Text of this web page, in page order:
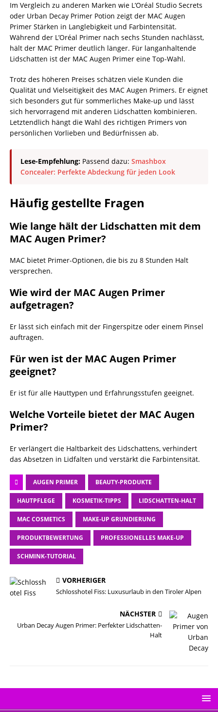
Im Vergleich zu anderen Marken wie L’Oréal Studio Secrets
oder Urban Decay Primer Potion zeigt der MAC Augen
Primer Stärken in Langlebigkeit und Farbintensität.
Während der L’Oréal Primer nach sechs Stunden nachlässt,
hält der MAC Primer deutlich länger. Für langanhaltende
Lidschatten ist der MAC Augen Primer eine Top-Wahl.
Trotz des höheren Preises schätzen viele Kunden die
Qualität und Vielseitigkeit des MAC Augen Primers. Er eignet
sich besonders gut für sommerliches Make-up und lässt
sich hervorragend mit anderen Lidschatten kombinieren.
Letztendlich hängt die Wahl des richtigen Primers von
persönlichen Vorlieben und Bedürfnissen ab.
Lese-Empfehlung: Passend dazu: Smashbox
Concealer: Perfekte Abdeckung für jeden Look
Häufig gestellte Fragen
Wie lange hält der Lidschatten mit dem
MAC Augen Primer?
MAC bietet Primer-Optionen, die bis zu 8 Stunden Halt
versprechen.
Wie wird der MAC Augen Primer
aufgetragen?
Er lässt sich einfach mit der Fingerspitze oder einem Pinsel
auftragen.
Für wen ist der MAC Augen Primer
geeignet?
Er ist für alle Hauttypen und Erfahrungsstufen geeignet.
Welche Vorteile bietet der MAC Augen
Primer?
Er verlängert die Haltbarkeit des Lidschattens, verhindert
das Absetzen in Lidfalten und verstärkt die Farbintensität.
AUGEN PRIMER BEAUTY-PRODUKTE
HAUTPFLEGE KOSMETIK-TIPPS LIDSCHATTEN-HALT
MAC COSMETICS MAKE-UP GRUNDIERUNG
PRODUKTBEWERTUNG PROFESSIONELLES MAKE-UP
SCHMINK-TUTORIAL
VORHERIGER
Schlosshotel Fiss: Luxusurlaub in den Tiroler Alpen
NÄCHSTER
Urban Decay Augen Primer: Perfekter Lidschatten-
Halt